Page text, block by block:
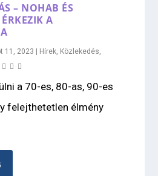
– NOHAB ÉS
A
11, 2023 | Hírek Közlekedés
a 70-es, 80-as, 90-es
felejthetetlen élmény